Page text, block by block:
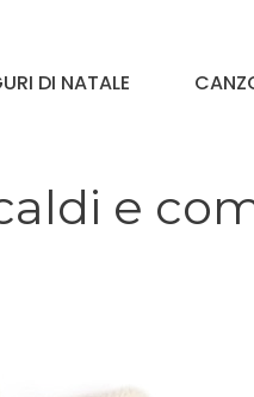
DI NATALE
e